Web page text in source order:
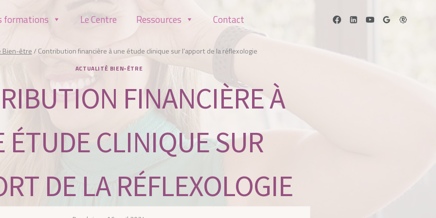
formations Le Centre Ressources Contact
Bien-être/Contribution financière à une étude clinique sur l’apport de la réflexologie
ACTUALITÉ BIEN-ÊTRE
FINANCIÈRE À
ÉTUDE CLINIQUE SUR
DE LA RÉFLEXOLOGIE